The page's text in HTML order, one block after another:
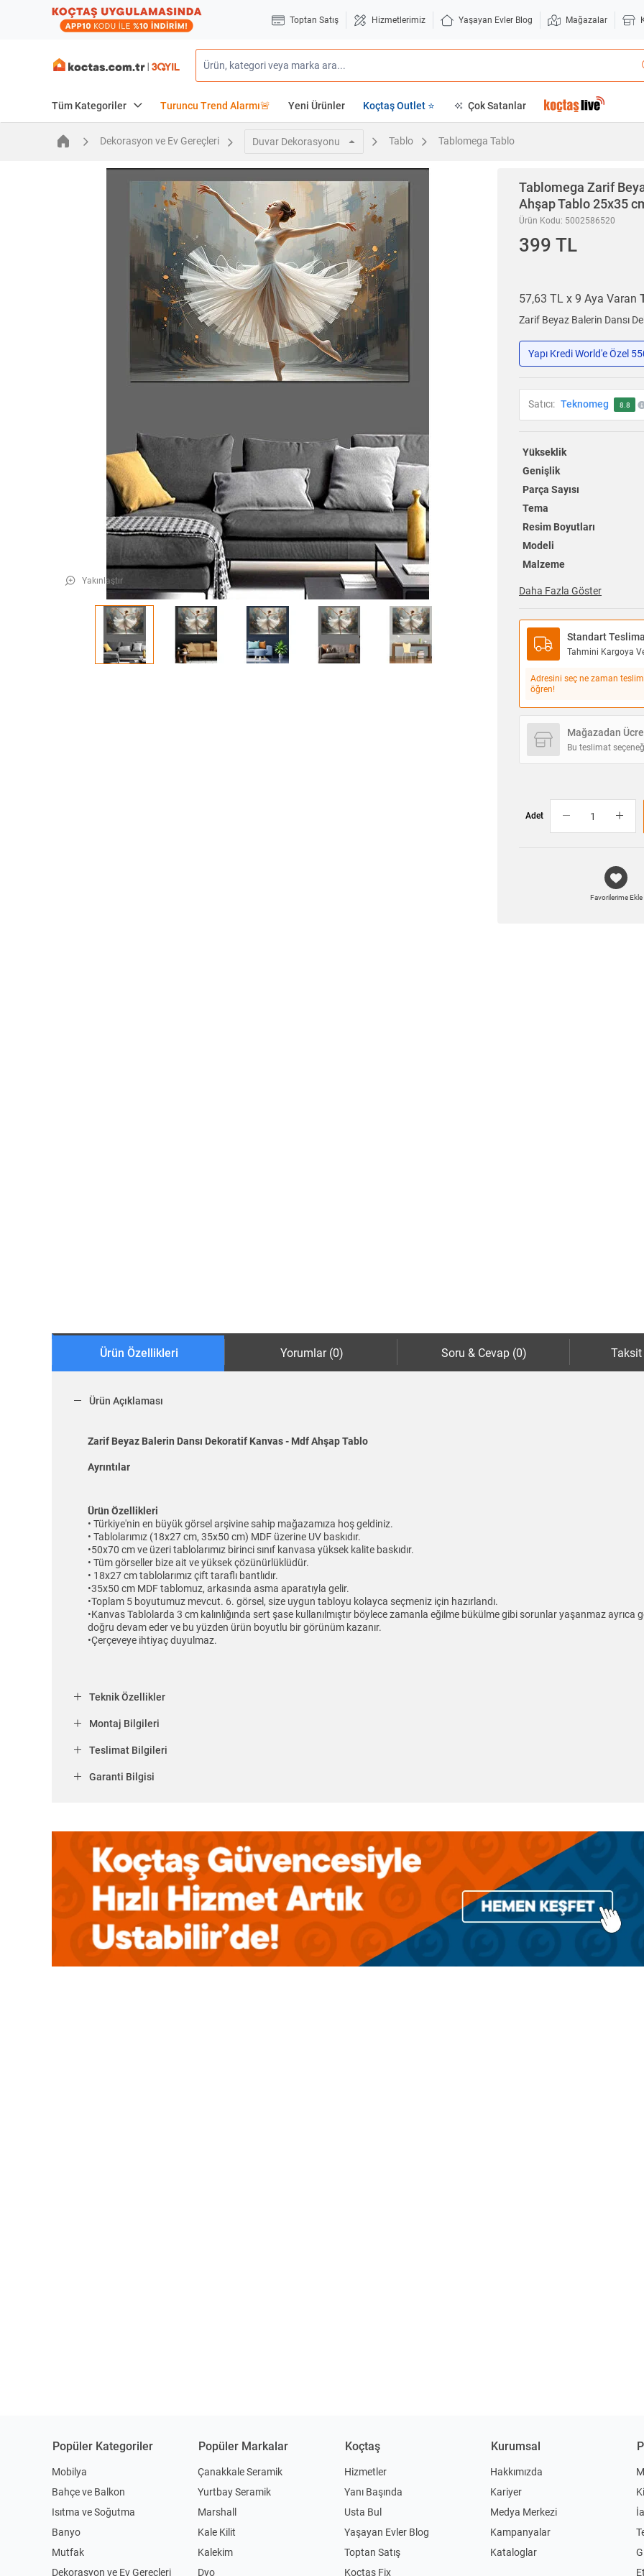
Toptan Satış Hizmetlerimiz Yaşayan Evler Blog Mağazalar
Tüm Kategoriler Turuncu Trend Alarmı🚨 Yeni Ürünler Koçtaş Outlet ⭐ Çok Satanlar
Dekorasyon ve Ev Gereçleri Duvar Dekorasyonu Tablo Tablomega Tablo
Yakınlaştır
Tablomega Zarif
Ahşap Tablo 25x35
Ürün Kodu: 5002586520
399 TL
57,63 TL x 9 Aya Varan
Zarif Beyaz Balerin Dansı
Yapı Kredi World'e Özel
Satıcı: Teknomeg 8.8
Yükseklik
Genişlik
Parça Sayısı
Tema
Resim Boyutları
Modeli
Malzeme
Daha Fazla Göster
Standart
Tahmini Kargoya
Adresini seç ne zaman
öğren!
Mağazadan
Bu teslimat
Adet
Favorilerime Ekle
Ürün Özellikleri Yorumlar (0) Soru & Cevap (0) Taksit
Ürün Açıklaması
Zarif Beyaz Balerin Dansı Dekoratif Kanvas - Mdf Ahşap Tablo
Ayrıntılar
Ürün Özellikleri
• Türkiye'nin en büyük görsel arşivine sahip mağazamıza hoş geldiniz.
• Tablolarımız (18x27 cm, 35x50 cm) MDF üzerine UV baskıdır.
•50x70 cm ve üzeri tablolarımız birinci sınıf kanvasa yüksek kalite baskıdır.
• Tüm görseller bize ait ve yüksek çözünürlüklüdür.
• 18x27 cm tablolarımız çift taraflı bantlıdır.
•35x50 cm MDF tablomuz, arkasında asma aparatıyla gelir.
•Toplam 5 boyutumuz mevcut. 6. görsel, size uygun tabloyu kolayca seçmeniz için hazırlandı.
•Kanvas Tablolarda 3 cm kalınlığında sert şase kullanılmıştır böylece zamanla eğilme bükülme gibi sorunlar yaşanmaz ayrıca
doğru devam eder ve bu yüzden ürün boyutlu bir görünüm kazanır.
•Çerçeveye ihtiyaç duyulmaz.
Teknik Özellikler
Montaj Bilgileri
Teslimat Bilgileri
Garanti Bilgisi
Popüler Kategoriler
Mobilya
Bahçe ve Balkon
Isıtma ve Soğutma
Banyo
Mutfak
Dekorasyon ve Ev Gereçleri
Popüler Markalar
Çanakkale Seramik
Yurtbay Seramik
Marshall
Kale Kilit
Kalekim
Dyo
Koçtaş
Hizmetler
Yanı Başında
Usta Bul
Yaşayan Evler Blog
Toptan Satış
Koçtaş Fix
Kurumsal
Hakkımızda
Kariyer
Medya Merkezi
Kampanyalar
Kataloglar